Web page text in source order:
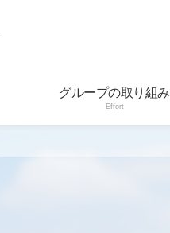
グループの取り組み
Effort